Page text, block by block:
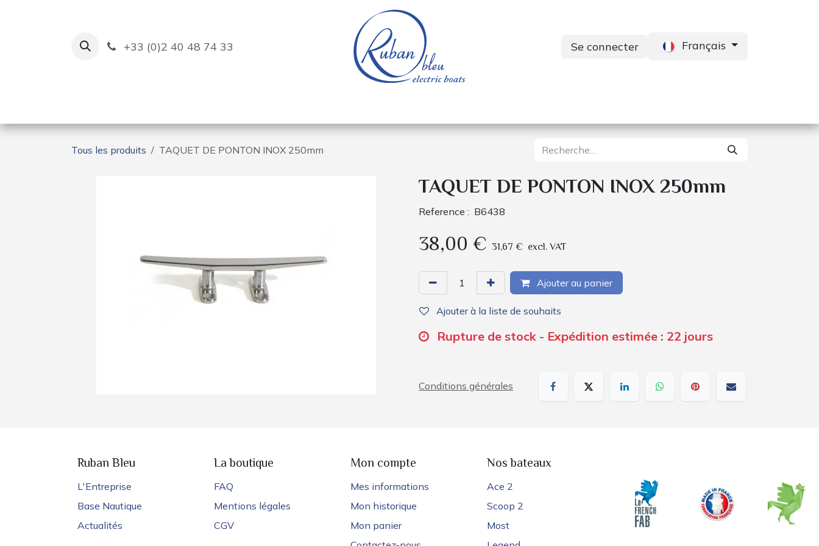
+33 (0)2 40 48 74 33 Se connecter Français
Tous les produits TAQUET DE PONTON INOX 250mm
TAQUET DE PONTON INOX 250mm
Reference : B6438
38,00 € 31,67 € excl. VAT
Ajouter au panier
Ajouter à la liste de souhaits
Rupture de stock - Expédition estimée : 22 jours
Conditions générales
Ruban Bleu
L'Entreprise
Base Nautique
Actualités
La boutique
FAQ
Mentions légales
CGV
Mon compte
Mes informations
Mon historique
Mon panier
Nos bateaux
Ace 2
Scoop 2
Most